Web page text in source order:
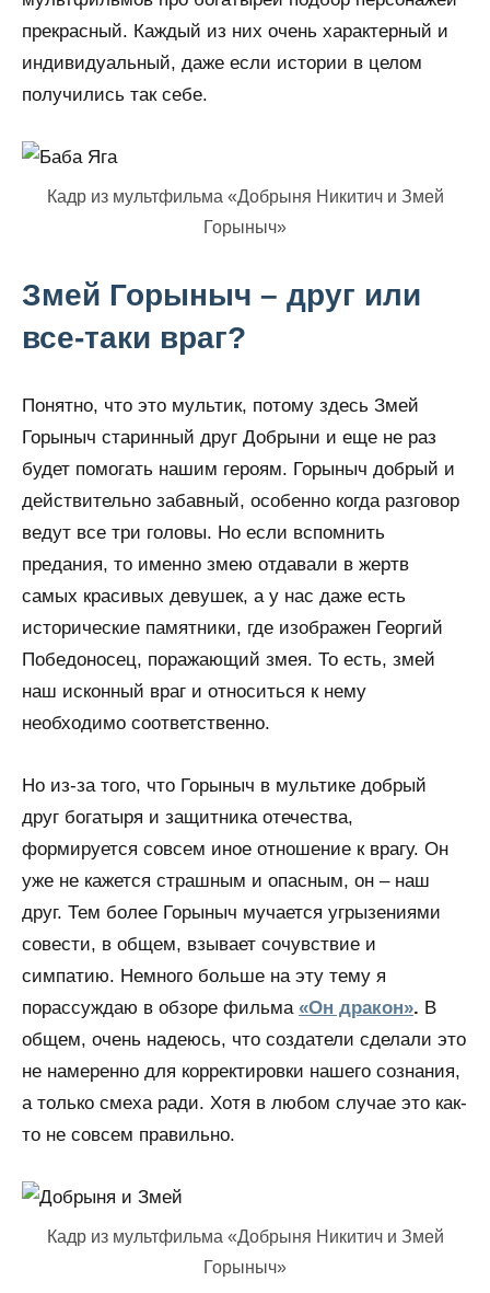
прекрасный. Каждый из них очень характерный и
индивидуальный, даже если истории в целом
получились так себе.
Кадр из мультфильма «Добрыня Никитич и Змей
Горыныч»
Змей Горыныч – друг или
все-таки враг?
Понятно, что это мультик, потому здесь Змей
Горыныч старинный друг Добрыни и еще не раз
будет помогать нашим героям. Горыныч добрый и
действительно забавный, особенно когда разговор
ведут все три головы. Но если вспомнить
предания, то именно змею отдавали в жертв
самых красивых девушек, а у нас даже есть
исторические памятники, где изображен Георгий
Победоносец, поражающий змея. То есть, змей
наш исконный враг и относиться к нему
необходимо соответственно.
Но из-за того, что Горыныч в мультике добрый
друг богатыря и защитника отечества,
формируется совсем иное отношение к врагу. Он
уже не кажется страшным и опасным, он – наш
друг. Тем более Горыныч мучается угрызениями
совести, в общем, взывает сочувствие и
симпатию. Немного больше на эту тему я
порассуждаю в обзоре фильма «Он дракон». В
общем, очень надеюсь, что создатели сделали это
не намеренно для корректировки нашего сознания,
а только смеха ради. Хотя в любом случае это как-
то не совсем правильно.
Кадр из мультфильма «Добрыня Никитич и Змей
Горыныч»